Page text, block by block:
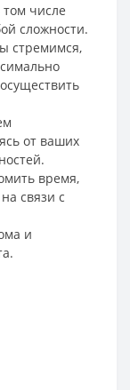
том числе
сложности.
стремимся,
от ваших
время,
связи с
и